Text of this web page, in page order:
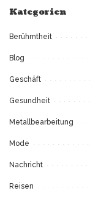
Kategorien
Berühmtheit
Blog
Geschäft
Gesundheit
Metallbearbeitung
Mode
Nachricht
Reisen